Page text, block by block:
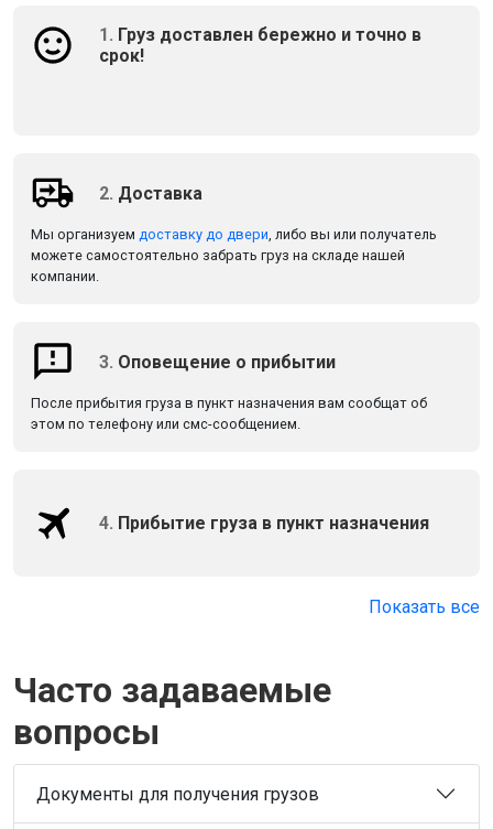
1. Груз доставлен бережно и точно в
срок!
2. Доставка
Мы организуем доставку до двери, либо вы или получатель
можете самостоятельно забрать груз на складе нашей
компании.
3. Оповещение о прибытии
После прибытия груза в пункт назначения вам сообщат об
этом по телефону или смс-сообщением.
4. Прибытие груза в пункт назначения
Показать все
Часто задаваемые
вопросы
Документы для получения грузов